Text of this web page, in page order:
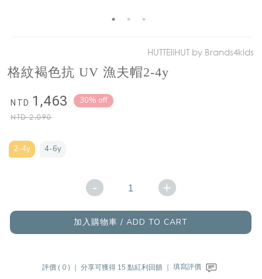
HUTTEliHUT by Brands4kids
格紋褐色抗 UV 漁夫帽2-4y
NTD 1,463
NTD2,090
30% off
2-4y 4-6y
- +
加入購物車 / ADD TO CART
評價 ( 0 ) ｜分享可獲得 15 點紅利回饋 ｜填寫評價